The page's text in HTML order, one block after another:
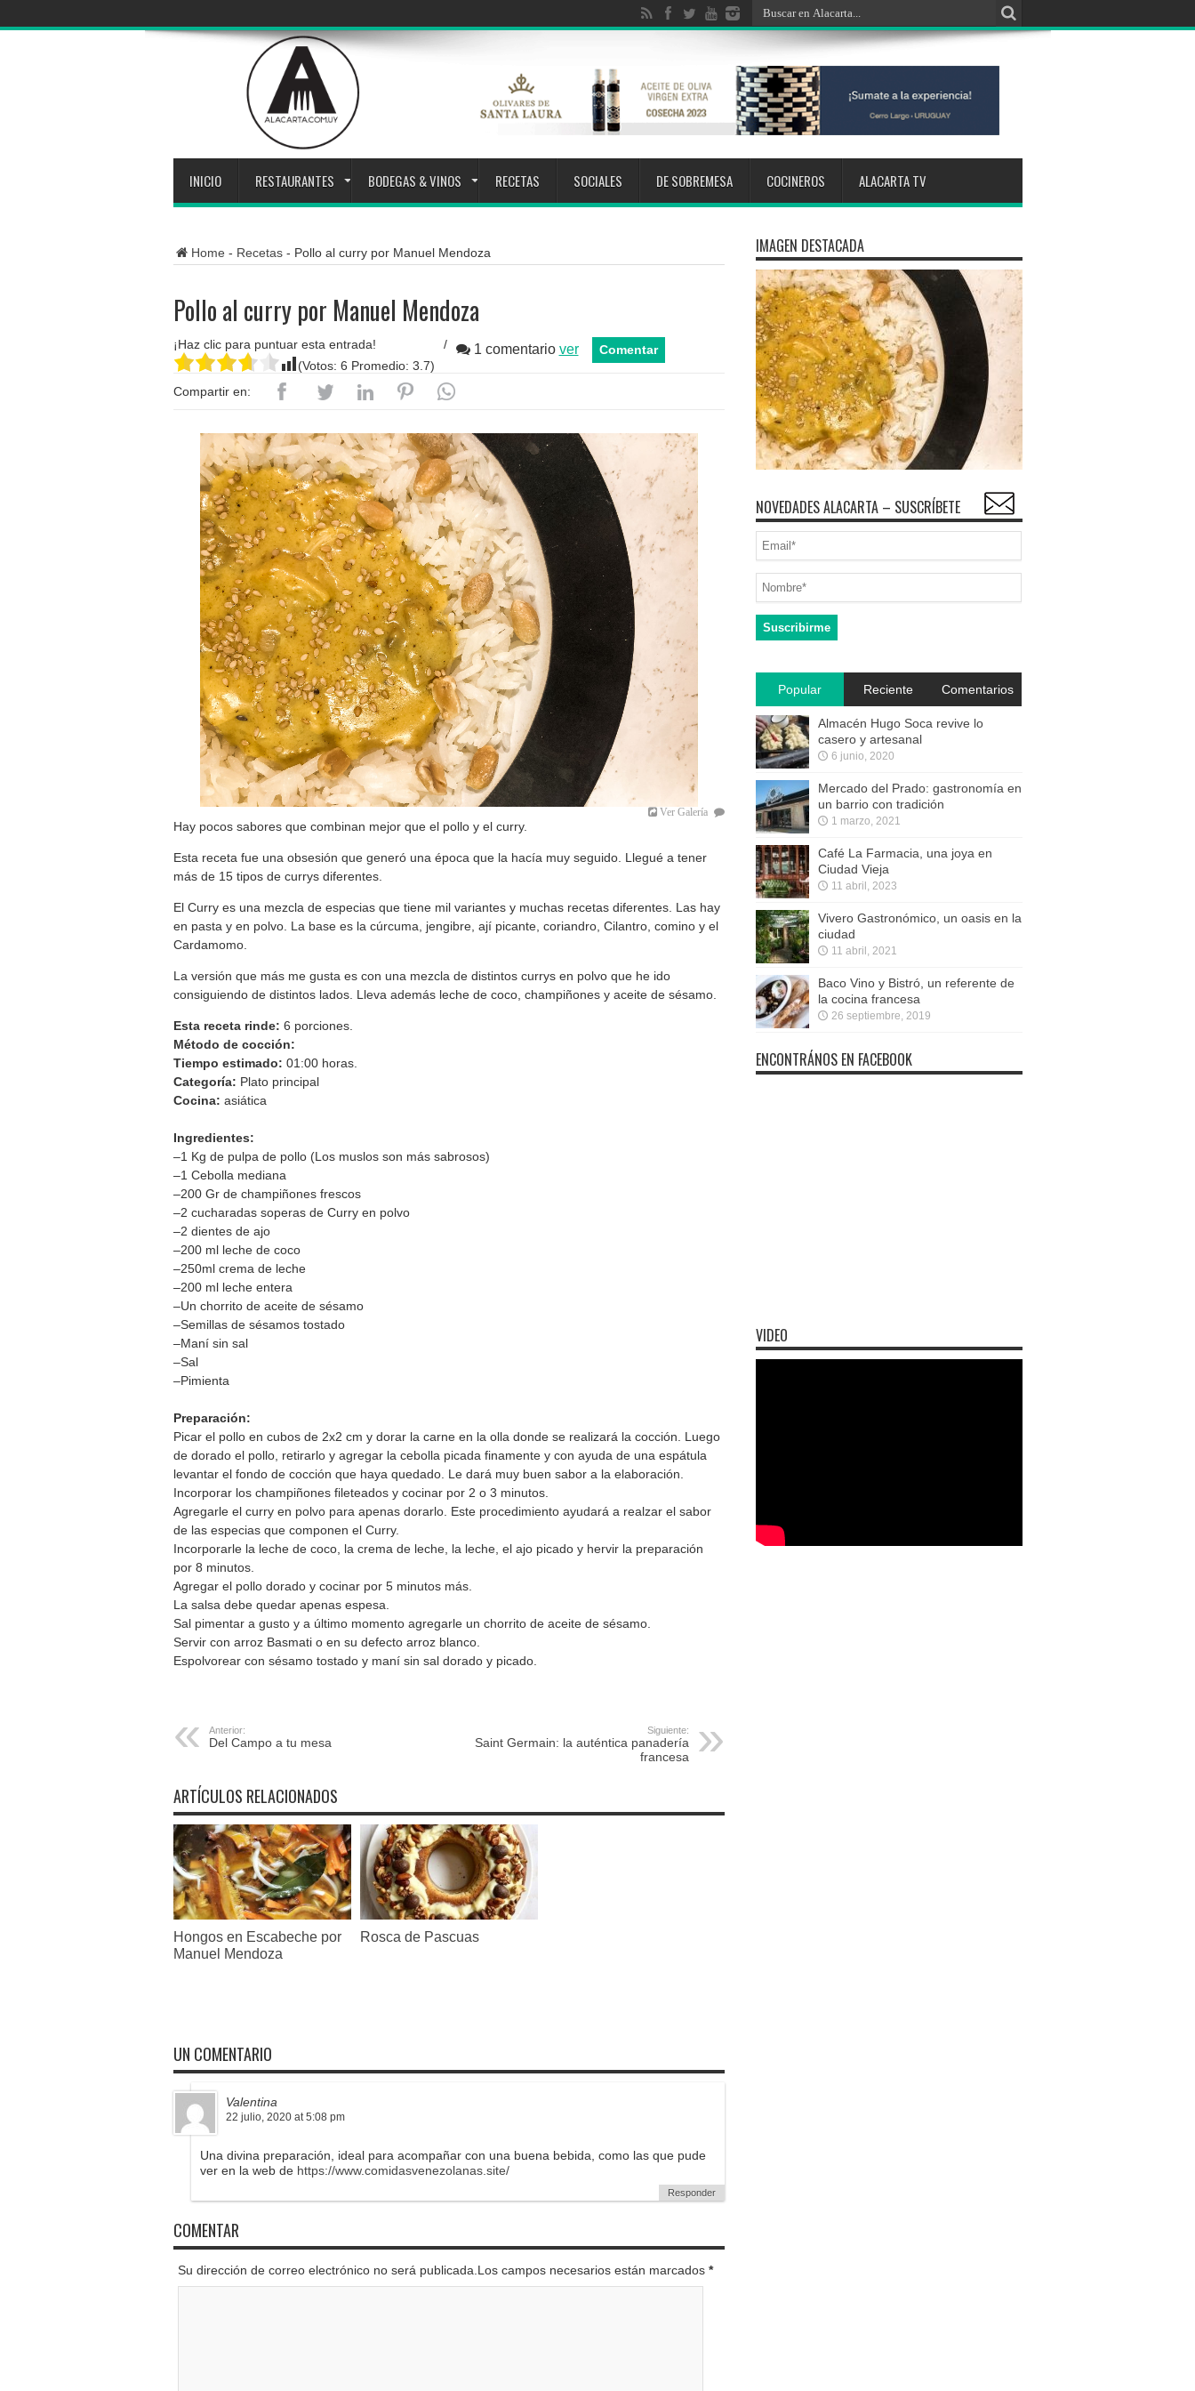
INICIO RESTAURANTES BODEGAS & VINOS RECETAS SOCIALES DE SOBREMESA COCINEROS ALACARTA TV
Home - Recetas- Pollo al curry por Manuel Mendoza
Pollo al curry por Manuel Mendoza
¡Haz clic para puntuar esta entrada!
(Votos: 6 Promedio: 3.7)
/ 1 comentario ver Comentar
Compartir en:
Ver Galería
Hay pocos sabores que combinan mejor que el pollo y el curry.
Esta receta fue una obsesión que generó una época que la hacía muy seguido. Llegué a tener
más de 15 tipos de currys diferentes.
El Curry es una mezcla de especias que tiene mil variantes y muchas recetas diferentes. Las hay
en pasta y en polvo. La base es la cúrcuma, jengibre, ají picante, coriandro, Cilantro, comino y el
Cardamomo.
La versión que más me gusta es con una mezcla de distintos currys en polvo que he ido
consiguiendo de distintos lados. Lleva además leche de coco, champiñones y aceite de sésamo.
Esta receta rinde: 6 porciones.
Método de cocción:
Tiempo estimado: 01:00horas.
Categoría: Plato principal
Cocina: asiática
Ingredientes:
–1 Kg de pulpa de pollo (Los muslos son más sabrosos)
–1 Cebolla mediana
–200 Gr de champiñones frescos
–2 cucharadas soperas de Curry en polvo
–2 dientes de ajo
–200 ml leche de coco
–250ml crema de leche
–200 ml leche entera
–Un chorrito de aceite de sésamo
–Semillas de sésamos tostado
–Maní sin sal
–Sal
–Pimienta
Preparación:
Picar el pollo en cubos de 2x2 cm y dorar la carne en la olla donde se realizará la cocción. Luego
de dorado el pollo, retirarlo y agregar la cebolla picada finamente y con ayuda de una espátula
levantar el fondo de cocción que haya quedado. Le dará muy buen sabor a la elaboración.
Incorporar los champiñones fileteados y cocinar por 2 o 3 minutos.
Agregarle el curry en polvo para apenas dorarlo. Este procedimiento ayudará a realzar el sabor
de las especias que componen el Curry.
Incorporarle la leche de coco, la crema de leche, la leche, el ajo picado y hervir la preparación
por 8 minutos.
Agregar el pollo dorado y cocinar por 5 minutos más.
La salsa debe quedar apenas espesa.
Sal pimentar a gusto y a último momento agregarle un chorrito de aceite de sésamo.
Servir con arroz Basmati o en su defecto arroz blanco.
Espolvorear con sésamo tostado y maní sin sal dorado y picado.
Anterior:
Del Campo a tu mesa
Siguiente:
Saint Germain: la auténtica panadería
francesa
ARTÍCULOS RELACIONADOS
Hongos en Escabeche por
Manuel Mendoza
Rosca de Pascuas
UN COMENTARIO
Valentina
22 julio, 2020 at 5:08 pm
Una divina preparación, ideal para acompañar con una buena bebida, como las que pude
ver en la web de https://www.comidasvenezolanas.site/
Responder
COMENTAR
Su dirección de correo electrónico no será publicada.Los campos necesarios están marcados *
IMAGEN DESTACADA
NOVEDADES ALACARTA – SUSCRÍBETE
Popular Reciente Comentarios
Almacén Hugo Soca revive lo
casero y artesanal
6 junio, 2020
Mercado del Prado: gastronomía en
un barrio con tradición
1 marzo, 2021
Café La Farmacia, una joya en
Ciudad Vieja
11 abril, 2023
Vivero Gastronómico, un oasis en la
ciudad
11 abril, 2021
Baco Vino y Bistró, un referente de
la cocina francesa
26 septiembre, 2019
ENCONTRÁNOS EN FACEBOOK
VIDEO